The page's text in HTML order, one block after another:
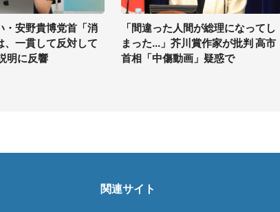
・安野貴博党首「消
、一貫して反対して
明に反響
「間違った人間が総理になってし
まった...」芥川賞作家が批判 高市
首相「中傷動画」疑惑で
関連サイト